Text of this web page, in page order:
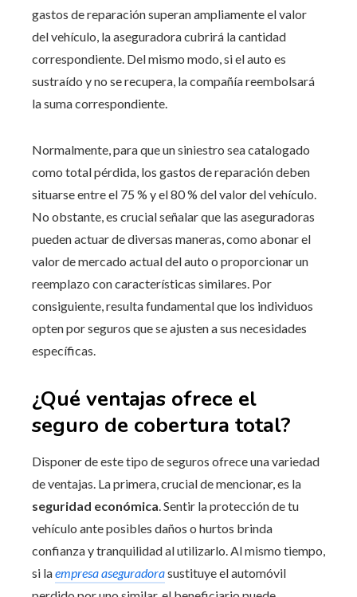
gastos de reparación superan ampliamente el valor
del vehículo, la aseguradora cubrirá la cantidad
correspondiente. Del mismo modo, si el auto es
sustraído y no se recupera, la compañía reembolsará
la suma correspondiente.
Normalmente, para que un siniestro sea catalogado
como total pérdida, los gastos de reparación deben
situarse entre el 75 % y el 80 % del valor del vehículo.
No obstante, es crucial señalar que las aseguradoras
pueden actuar de diversas maneras, como abonar el
valor de mercado actual del auto o proporcionar un
reemplazo con características similares. Por
consiguiente, resulta fundamental que los individuos
opten por seguros que se ajusten a sus necesidades
específicas.
¿Qué ventajas ofrece el
seguro de cobertura total?
Disponer de este tipo de seguros ofrece una variedad
de ventajas. La primera, crucial de mencionar, es la
seguridad económica. Sentir la protección de tu
vehículo ante posibles daños o hurtos brinda
confianza y tranquilidad al utilizarlo. Al mismo tiempo,
si laempresa aseguradorasustituye el automóvil